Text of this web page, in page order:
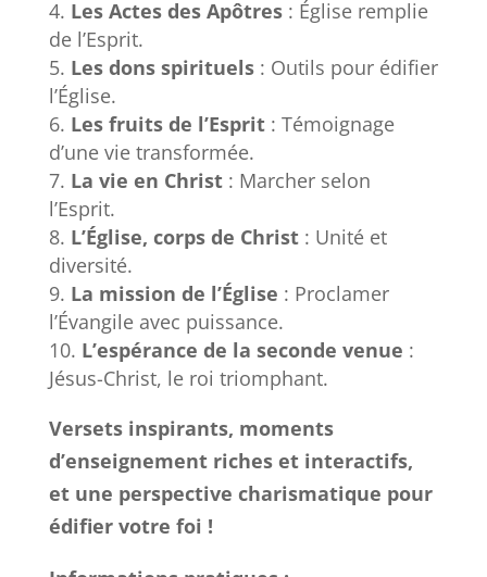
Les Actes des Apôtres: Église remplie
de l’Esprit.
Les dons spirituels: Outils pour édifier
l’Église.
Les fruits de l’Esprit: Témoignage
d’une vie transformée.
La vie en Christ: Marcher selon
l’Esprit.
L’Église, corps de Christ: Unité et
diversité.
La mission de l’Église : Proclamer
l’Évangile avec puissance.
L’espérance de la seconde venue :
Jésus-Christ, le roi triomphant.
Versets inspirants, moments
d’enseignement riches et interactifs,
et une perspective charismatique pour
édifier votre foi !